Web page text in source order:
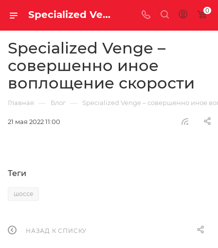
Specialized Venge – совершенно иное воплощение скорости | Блог 0
Specialized Venge –
совершенно иное
воплощение скорости
Главная — Блог — Specialized Venge – совершенно иное
21 мая 2022 11:00
Теги
шоссе
НАЗАД К СПИСКУ